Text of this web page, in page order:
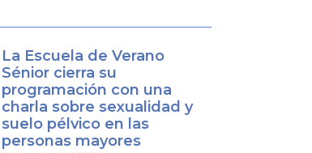
La Escuela de Verano
Sénior cierra su
programación con una
charla sobre sexualidad y
suelo pélvico en las
personas mayores